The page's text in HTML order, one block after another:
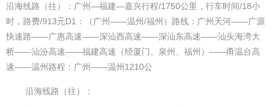
沿海线路（往）：广州—福建—嘉兴行程/1750公里，行车时间/18小
时，路费/913元D1：（广州——温州/福州）路线：广州天河——广源
快速路——广惠高速——深汕西高速——深汕东高速——汕头海湾大
桥——汕汾高速——福建高速（经厦门、泉州、福州）——甬温台高
速——温州路程：广州——温州1210公
沿海线路（往）：